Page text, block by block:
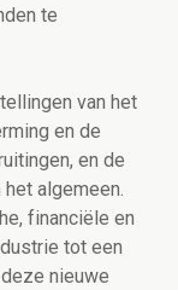
te
van het
en de
en de
algemeen.
financiële en
tot een
nieuwe